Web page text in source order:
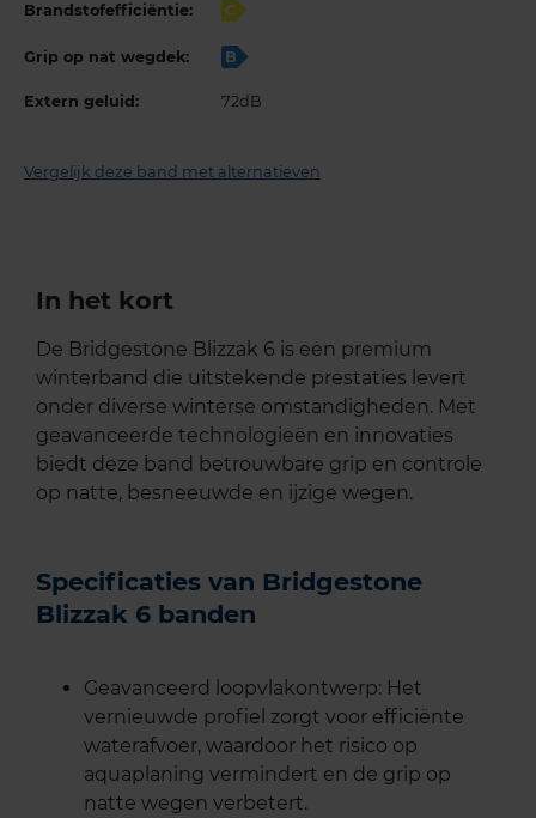
Brandstofefficiëntie: C
Grip op nat wegdek: B
Extern geluid: 72dB
Vergelijk deze band met alternatieven
In het kort
De Bridgestone Blizzak 6 is een premium
winterband die uitstekende prestaties levert
onder diverse winterse omstandigheden. Met
geavanceerde technologieën en innovaties
biedt deze band betrouwbare grip en controle
op natte, besneeuwde en ijzige wegen.
Specificaties van Bridgestone
Blizzak 6 banden
Geavanceerd loopvlakontwerp: Het
vernieuwde profiel zorgt voor efficiënte
waterafvoer, waardoor het risico op
aquaplaning vermindert en de grip op
natte wegen verbetert.